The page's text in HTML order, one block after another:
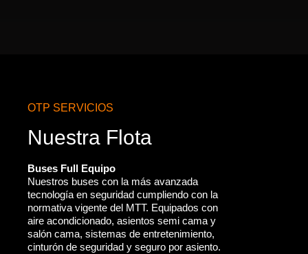
OTP SERVICIOS
Nuestra Flota
Buses Full Equipo
Nuestros buses con la más avanzada
tecnología en seguridad cumpliendo con la
normativa vigente del MTT. Equipados con
aire acondicionado, asientos semi cama y
salón cama, sistemas de entretenimiento,
cinturón de seguridad y seguro por asiento.